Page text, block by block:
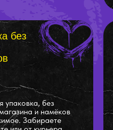
без
упаковка, без
и намёков
Забираете